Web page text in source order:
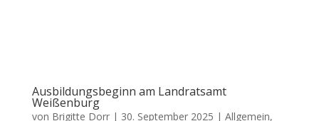
Ausbildungsbeginn am Landratsamt
Weißenburg
von Brigitte Dorr| 30. September 2025 | Allgemein,